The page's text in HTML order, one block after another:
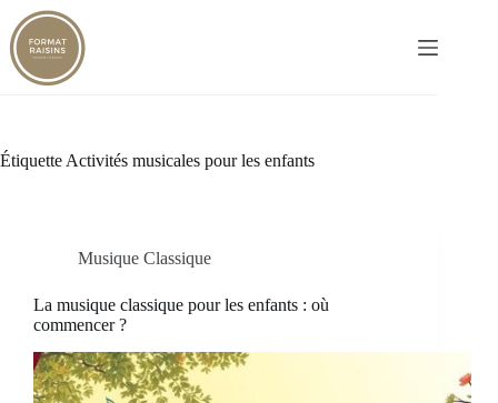
Passer
au
contenu
Étiquette Activités musicales pour les enfants
Musique Classique
La musique classique pour les enfants : où
commencer ?